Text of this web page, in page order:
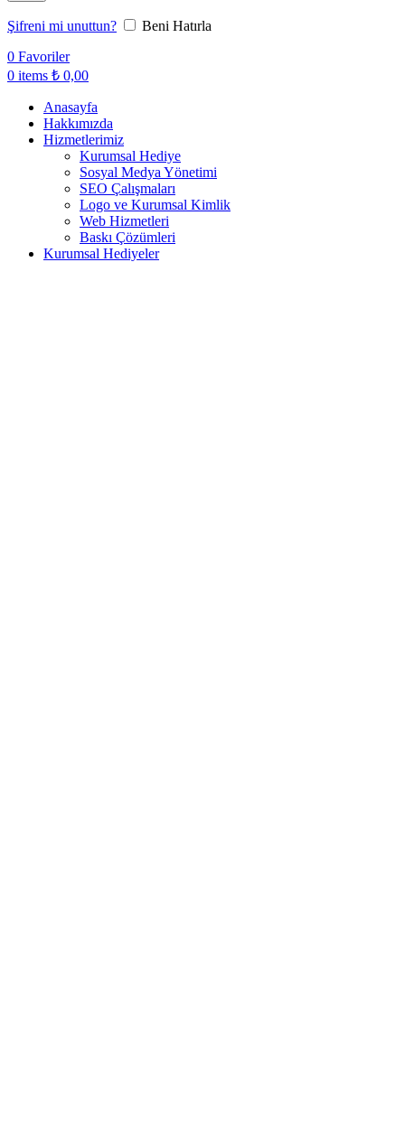
Şifreni mi unuttun?
Beni Hatırla
0 Favoriler
0 items ₺ 0,00
Anasayfa
Hakkımızda
Hizmetlerimiz
Kurumsal Hediye
Sosyal Medya Yönetimi
SEO Çalışmaları
Logo ve Kurumsal Kimlik
Web Hizmetleri
Baskı Çözümleri
Kurumsal Hediyeler